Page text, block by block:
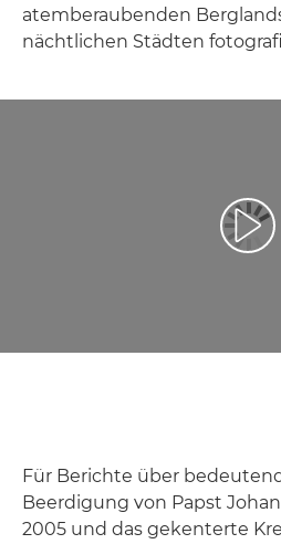
atemberaubenden
nächtlichen Städten
Für Berichte über
Beerdigung von Papst
2005 und das gekenterte